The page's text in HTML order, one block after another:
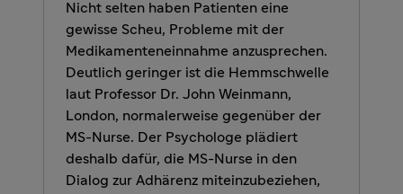
Nicht selten haben Patienten eine
gewisse Scheu, Probleme mit der
Medikamenteneinnahme anzusprechen.
Deutlich geringer ist die Hemmschwelle
laut Professor Dr. John Weinmann,
London, normalerweise gegenüber der
MS-Nurse. Der Psychologe plädiert
deshalb dafür, die MS-Nurse in den
Dialog zur Adhärenz miteinzubeziehen,